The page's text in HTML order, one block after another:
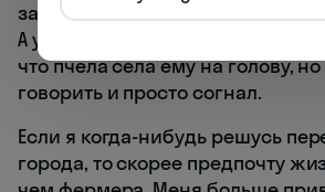
закричал: «Shut the door!!!» —
А у Дэни аллергия на пчел.
что пчела села ему на голову,
говорить и просто согнал.
Если я когда-нибудь решусь
города, то скорее предпочту